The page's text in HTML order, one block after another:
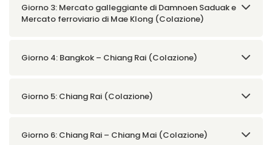
Giorno 3: Mercato galleggiante di Damnoen Saduak e
Mercato ferroviario di Mae Klong (Colazione)
Giorno 4: Bangkok – Chiang Rai (Colazione)
Giorno 5: Chiang Rai (Colazione)
Giorno 6: Chiang Rai – Chiang Mai (Colazione)